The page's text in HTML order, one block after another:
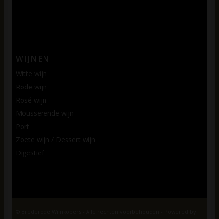
WIJNEN
Witte wijn
Rode wijn
Rosé wijn
Mousserende wijn
Port
Zoete wijn / Dessert wijn
Digestief